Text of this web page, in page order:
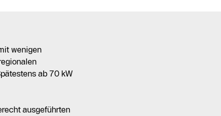
wenigen
ab 70 kW
ausgeführten